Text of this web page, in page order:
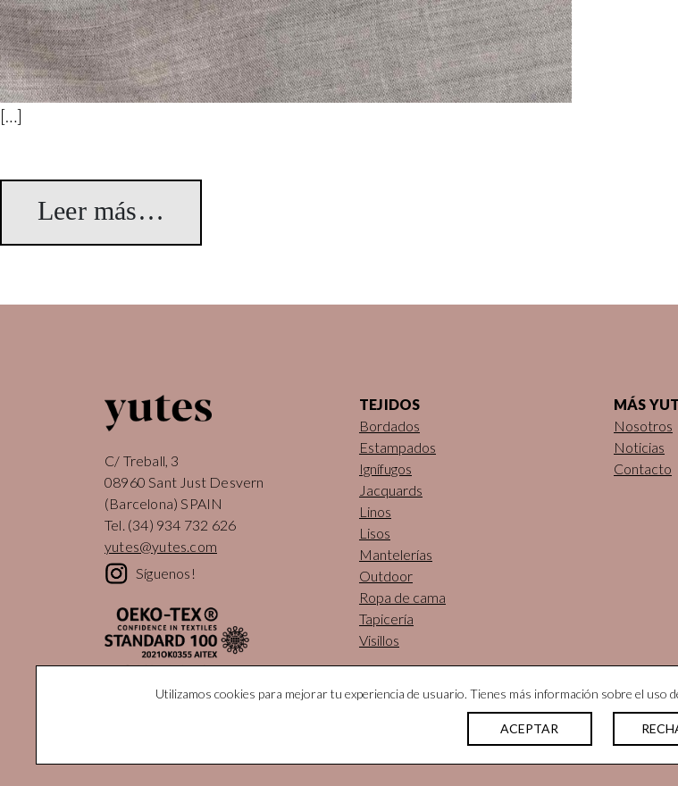
[…]
Leer más…
C/ Treball, 3
08960 Sant Just Desvern
(Barcelona) SPAIN
Tel. (34) 934 732 626
yutes@yutes.com
Síguenos!
TEJIDOS
Bordados
Estampados
Ignífugos
Jacquards
Linos
Lisos
Mantelerías
Outdoor
Ropa de cama
Tapicería
Visillos
MÁS
Nosotros
Noticias
Contacto
© Yutes Natural Fabrics. Todos los derechos reservados |Nota
Utilizamos cookies para mejorar tu experiencia de usuario. Tienes más información sobre el uso
ACEPTAR